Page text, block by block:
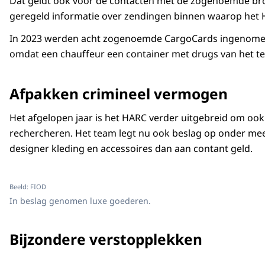
geregeld informatie over zendingen binnen waarop het
In 2023 werden acht zogenoemde CargoCards
omdat een chauffeur een container met drugs van het
Afpakken crimineel vermogen
Het afgelopen jaar is het HARC verder uitgebreid om
rechercheren. Het team legt nu ook beslag op onder
designer kleding en accessoires dan aan contant geld.
Beeld: FIOD
In beslag genomen luxe goederen.
Bijzondere verstopplekken